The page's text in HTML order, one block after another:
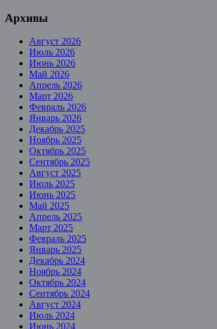
Архивы
Август 2026
Июль 2026
Июнь 2026
Май 2026
Апрель 2026
Март 2026
Февраль 2026
Январь 2026
Декабрь 2025
Ноябрь 2025
Октябрь 2025
Сентябрь 2025
Август 2025
Июль 2025
Июнь 2025
Май 2025
Апрель 2025
Март 2025
Февраль 2025
Январь 2025
Декабрь 2024
Ноябрь 2024
Октябрь 2024
Сентябрь 2024
Август 2024
Июль 2024
Июнь 2024